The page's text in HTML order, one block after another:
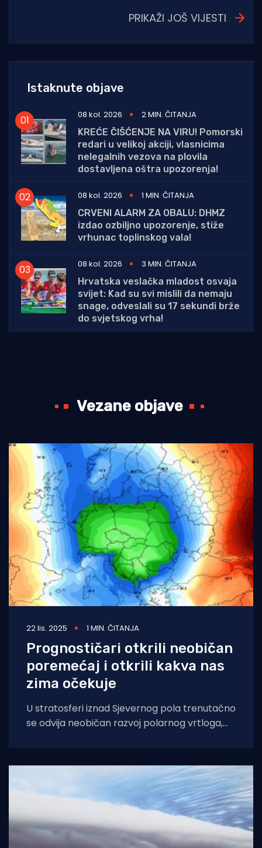
PRIKAŽI JOŠ VIJESTI
Istaknute objave
08 kol. 2026
2 MIN. ČITANJA
KREĆE ČIŠĆENJE NA VIRU! Pomorski
redari u velikoj akciji, vlasnicima
nelegalnih vezova na plovila
dostavljena oštra upozorenja!
08 kol. 2026
1 MIN. ČITANJA
CRVENI ALARM ZA OBALU: DHMZ
izdao ozbiljno upozorenje, stiže
vrhunac toplinskog vala!
08 kol. 2026
3 MIN. ČITANJA
Hrvatska veslačka mladost osvaja
svijet: Kad su svi mislili da nemaju
snage, odveslali su 17 sekundi brže
do svjetskog vrha!
Vezane objave
22 lis. 2025 1 MIN. ČITANJA
Prognostičari otkrili neobičan
poremećaj i otkrili kakva nas
zima očekuje
U stratosferi iznad Sjevernog pola trenutačno
se odvija neobičan razvoj polarnog vrtloga,